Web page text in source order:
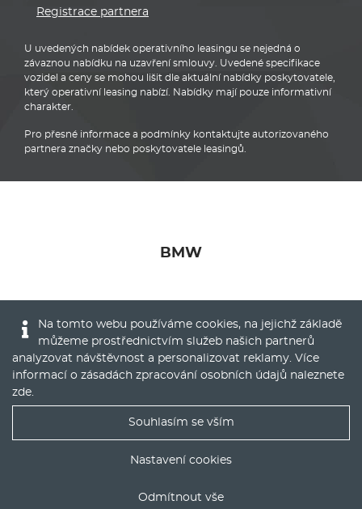
Registrace partnera
U uvedených nabídek operativního leasingu se nejedná o
závaznou nabídku na uzavření smlouvy. Uvedené specifikace
vozidel a ceny se mohou lišit dle aktuální nabídky poskytovatele,
který operativní leasing nabízí. Nabídky mají pouze informativní
charakter.
Pro přesné informace a podmínky kontaktujte autorizovaného
partnera značky nebo poskytovatele leasingů.
BMW
© 2016 - 2022Global Vision a.s.|Nastavení cookies
Publis CMS Framework
Na tomto webu používáme cookies, na jejichž základě
můžeme prostřednictvím služeb našich partnerů
analyzovat návštěvnost a personalizovat reklamy. Více
informací o zásadách zpracování osobních údajů naleznete
zde.
Souhlasím se vším
Nastavení cookies
Odmítnout vše
Nejlepší nabídky operáku do Vašeho emailu